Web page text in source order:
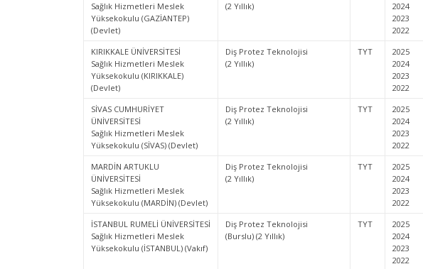
Sağlık Hizmetleri Meslek
Yüksekokulu (GAZİANTEP)
(Devlet)
(2 Yıllık)
2024
2023
2022
KIRIKKALE ÜNİVERSİTESİ
Sağlık Hizmetleri Meslek
Yüksekokulu (KIRIKKALE)
(Devlet)
Diş Protez Teknolojisi
(2 Yıllık)
TYT
2025
2024
2023
2022
SİVAS CUMHURİYET
ÜNİVERSİTESİ
Sağlık Hizmetleri Meslek
Yüksekokulu (SİVAS) (Devlet)
Diş Protez Teknolojisi
(2 Yıllık)
TYT
2025
2024
2023
2022
MARDİN ARTUKLU
ÜNİVERSİTESİ
Sağlık Hizmetleri Meslek
Yüksekokulu (MARDİN) (Devlet)
Diş Protez Teknolojisi
(2 Yıllık)
TYT
2025
2024
2023
2022
İSTANBUL RUMELİ ÜNİVERSİTESİ
Sağlık Hizmetleri Meslek
Yüksekokulu (İSTANBUL) (Vakıf)
Diş Protez Teknolojisi
(Burslu) (2 Yıllık)
TYT
2025
2024
2023
2022